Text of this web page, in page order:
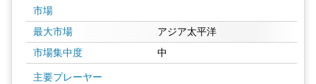
市場
最大市場 アジア太平洋
市場集中度 中
主要プレーヤー
画像 © Mordor Intelligence。再利用にはCC BY 4.0の表示が必要です。